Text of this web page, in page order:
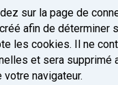
sur la page de
afin de déterminer
les cookies. Il ne
et sera supprimé
navigateur.